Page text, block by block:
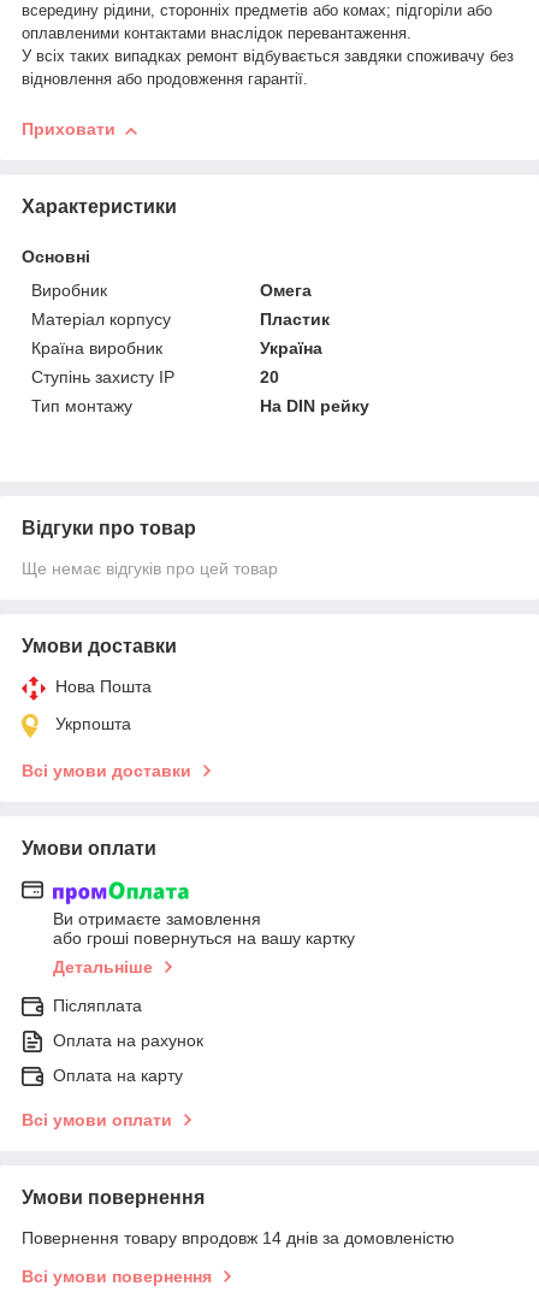
всередину рідини, сторонніх предметів або комах; підгоріли або
оплавленими контактами внаслідок перевантаження.
У всіх таких випадках ремонт відбувається завдяки споживачу без
відновлення або продовження гарантії.
Приховати
Характеристики
Основні
Виробник
Омега
Матеріал корпусу
Пластик
Країна виробник
Україна
Ступінь захисту IP
20
Тип монтажу
На DIN рейку
Відгуки про товар
Ще немає відгуків про цей товар
Умови доставки
Нова Пошта
Укрпошта
Всі умови доставки
Умови оплати
Ви отримаєте замовлення
або гроші повернуться на вашу картку
Детальніше
Післяплата
Оплата на рахунок
Оплата на карту
Всі умови оплати
Умови повернення
Повернення товару впродовж 14 днів за домовленістю
Всі умови повернення